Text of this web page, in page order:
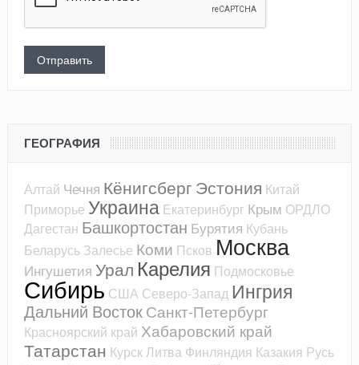
ГЕОГРАФИЯ
Алтай Чечня Кёнигсберг Эстония Китай
Приморье Украина Екатеринбург Крым ОРДЛО
Дагестан Башкортостан Бурятия Кубань
Беларусь Залесье Коми Псков Москва
Ингушетия Урал Карелия Подмосковье
Сибирь США Северо-Запад Ингрия
Дальний Восток Санкт-Петербург
Красноярский край Хабаровский край
Татарстан КурскЛитва Финляндия Казакия Русь